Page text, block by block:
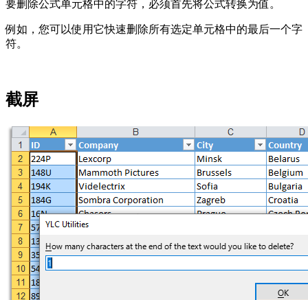
要删除公式单元格中的字符，必须首先将公式转换为值。
例如，您可以使用它快速删除所有选定单元格中的最后一个字
符。
截屏